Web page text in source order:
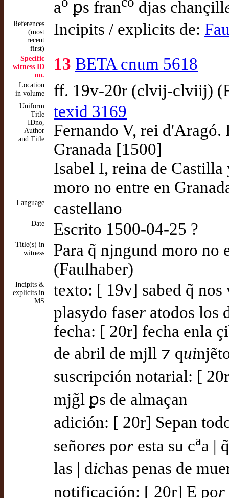
a
ꝑs fran djas chançill
References
(most
recent
first)
Incipits / explicits de:
Specific
witness ID
no.
13 BETA cnum 5618
Location
in volume
ff. 19v-20r (clvij-clviij)
Uniform
Title
IDno,
Author
and Title
texid 3169
Fernando V, rei d'Aragó.
Granada [1500]
Isabel I, reina de
moro no entre en
Language castellano
Date Escrito 1500-04-25 ?
Title(s) in
witness
Para q̃ njngund moro no
(Faulhaber)
Incipits &
explicits in
MS
texto: [ 19v] sabed q̃ nos
plasydo faser atodos los
fecha: [ 20r] fecha enla
de abril de mjll ⁊ qui
suscripción notarial: [
mjg̃l ꝑs de almaçan
adición: [ 20r] Sepan
señores por esta su caa |
las | dichas penas de
notificación: [ 20r] E por